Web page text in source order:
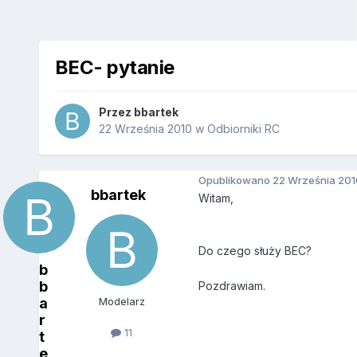
BEC- pytanie
Przez bbartek
22 Września 2010 w Odbiorniki RC
b
b
a
r
t
e
bbartek
Modelarz
11
Opublikowano 22 Września
Witam,
Do czego służy BEC?
Pozdrawiam.